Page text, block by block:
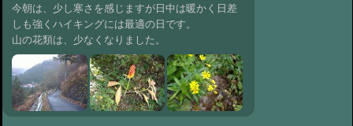
今朝は、少し寒さを感じますが日中は暖かく日差
しも強くハイキングには最適の日です。
山の花類は、少なくなりました。
#630:冬便り 年の瀬
#629:
冬便り ライ
トアップ
#628:冬便り 氷柱庭園
@ '09 12/23 09:31
#627:冬便り 凍み
大根
@ '09 12/20 11:12